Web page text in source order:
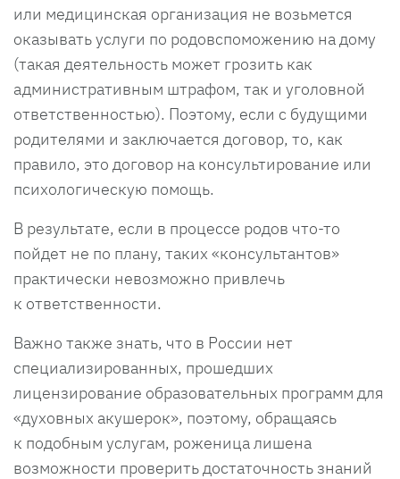
или медицинская организация не возьмется
оказывать услуги по родовспоможению на дому
(такая деятельность может грозить как
административным штрафом, так и уголовной
ответственностью). Поэтому, если с будущими
родителями и заключается договор, то, как
правило, это договор на консультирование или
психологическую помощь.
В результате, если в процессе родов что-то
пойдет не по плану, таких «консультантов»
практически невозможно привлечь
к ответственности.
Важно также знать, что в России нет
специализированных, прошедших
лицензирование образовательных программ для
«духовных акушерок», поэтому, обращаясь
к подобным услугам, роженица лишена
возможности проверить достаточность знаний